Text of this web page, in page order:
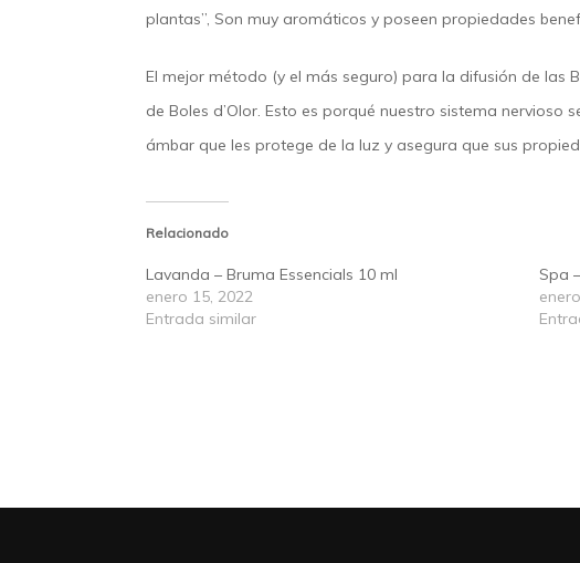
plantas”, Son muy aromáticos y poseen propiedades
El mejor método (y el más seguro) para la difusión de las
de Boles d’Olor. Esto es porqué nuestro sistema
ámbar que les protege de la luz y asegura que sus
Relacionado
Lavanda – Bruma Essencials 10 ml
enero 15, 2022
Entrada similar
Spa